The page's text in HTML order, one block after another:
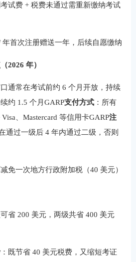
试费 + 税费未通过需重新缴纳考试
年首次注册赠送一年，后续自愿缴纳
2026 年）
口通常在考试前约 6 个月开放，持续
约 1.5 个月GARP支付方式 ：所有
、Mastercard 等信用卡GARP注
通过一级后 4 年内通过二级，否则
免一次地方行政附加税（40 美元）
省 200 美元，两级共省 400 美元
：既节省 40 美元税费，又缩短考证